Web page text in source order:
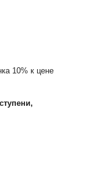
10% к цене